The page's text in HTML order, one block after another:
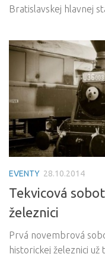
Bratislavskej hlavnej
EVENTY 28.10.2014
Tekvicová
železnici
Prvá novembrová
historickej železnici už